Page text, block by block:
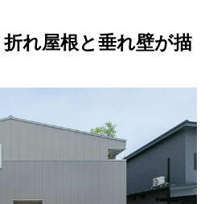
れ屋根と垂れ壁が描